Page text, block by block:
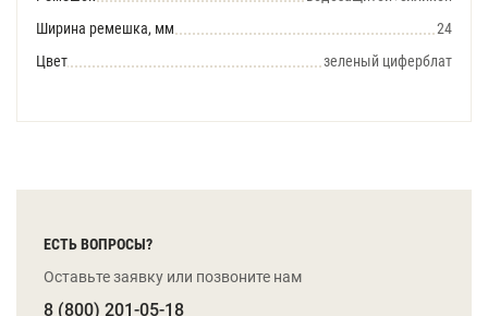
Ширина ремешка, мм
24
Цвет
зеленый циферблат
ЕСТЬ ВОПРОСЫ?
Оставьте заявку или позвоните нам
8 (800) 201-05-18